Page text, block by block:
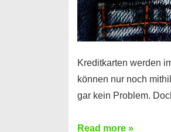
Kreditkarten werden
können nur noch
gar kein Problem.
Kreditkarte
Read more »